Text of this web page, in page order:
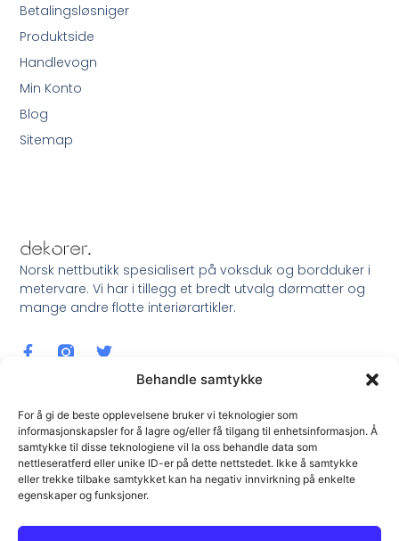
Behandle samtykke
For å gi de beste opplevelsene bruker vi teknologier som
informasjonskapsler for å lagre og/eller få tilgang til enhetsinformasjon. Å
samtykke til disse teknologiene vil la oss behandle data som
nettleseratferd eller unike ID-er på dette nettstedet. Ikke å samtykke
eller trekke tilbake samtykket kan ha negativ innvirkning på enkelte
egenskaper og funksjoner.
Norsk nettbutikk spesialisert på voksduk og bordduker i
metervare. Vi har i tillegg et bredt utvalg dørmatter og
mange andre flotte interiørartikler.
Betalingsløsniger
Produktside
Handlevogn
Min Konto
Blog
Sitemap
Meld Deg På Nyhetsbrev !